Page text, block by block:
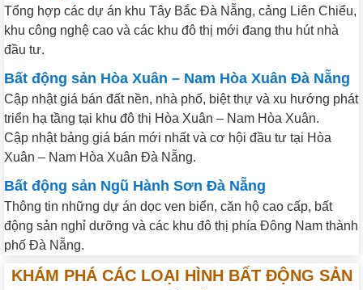
Tổng hợp các dự án khu Tây Bắc Đà Nẵng, cảng Liên Chiểu,
khu công nghệ cao và các khu đô thị mới đang thu hút nhà
đầu tư.
Bất động sản Hòa Xuân – Nam Hòa Xuân Đà Nẵng
Cập nhật giá bán đất nền, nhà phố, biệt thự và xu hướng phát
triển hạ tầng tại khu đô thị Hòa Xuân – Nam Hòa Xuân.
Cập nhật bảng giá bán mới nhất và cơ hội đầu tư tại Hòa
Xuân – Nam Hòa Xuân Đà Nẵng.
Bất động sản Ngũ Hành Sơn Đà Nẵng
Thông tin những dự án dọc ven biển, căn hộ cao cấp, bất
động sản nghỉ dưỡng và các khu đô thị phía Đông Nam thành
phố Đà Nẵng.
KHÁM PHÁ CÁC LOẠI HÌNH BẤT ĐỘNG SẢN